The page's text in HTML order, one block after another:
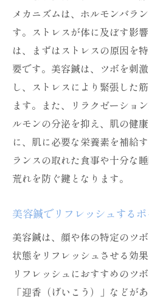
メカニズムは、ホルモンバラ
す。ストレスが体に及ぼす影
は、まずはストレスの原因を
要です。美容鍼は、ツボを刺
し、ストレスにより緊張した
ます。また、リラクゼーショ
ルモンの分泌を抑え、肌の健
に、肌に必要な栄養素を補給
ランスの取れた食事や十分な
荒れを防ぐ鍵となります。
美容鍼でリフレッシュするポ
美容鍼は、顔や体の特定のツ
状態をリフレッシュさせる効
リフレッシュにおすすめのツ
「迎香（げいこう）」などが